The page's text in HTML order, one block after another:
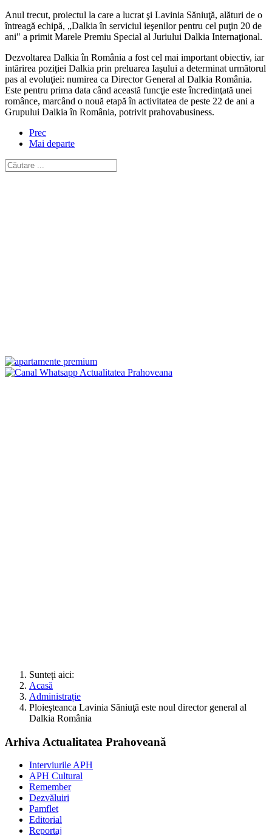
Anul trecut, proiectul la care a lucrat şi Lavinia Săniuţă, alături de o
întreagă echipă, „Dalkia în serviciul ieşenilor pentru cel puţin 20 de
ani" a primit Marele Premiu Special al Juriului Dalkia Internaţional.
Dezvoltarea Dalkia în România a fost cel mai important obiectiv, iar
intărirea poziţiei Dalkia prin preluarea Iaşului a determinat următorul
pas al evoluţiei: numirea ca Director General al Dalkia România.
Este pentru prima data când această funcţie este încredinţată unei
românce, marcând o nouă etapă în activitatea de peste 22 de ani a
Grupului Dalkia în România, potrivit prahovabusiness.
Prec
Mai departe
Sunteți aici:
Acasă
Administrație
Ploieşteanca Lavinia Săniuţă este noul director general al
Dalkia România
Arhiva Actualitatea Prahoveană
Interviurile APH
APH Cultural
Remember
Dezvăluiri
Pamflet
Editorial
Reportaj